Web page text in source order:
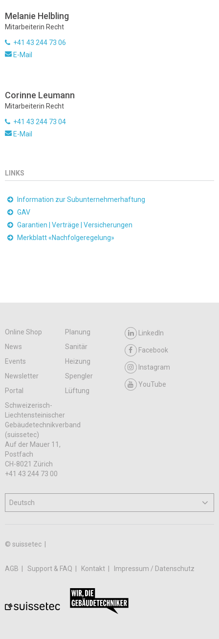
Melanie Helbling
Mitarbeiterin Recht
+41 43 244 73 06
E-Mail
Corinne Leumann
Mitarbeiterin Recht
+41 43 244 73 04
E-Mail
LINKS
Information zur Subunternehmerhaftung
GAV
Garantien | Verträge | Versicherungen
Merkblatt «Nachfolgeregelung»
Online Shop
Planung
News
Sanitär
Events
Heizung
Newsletter
Spengler
Portal
Lüftung
LinkedIn
Facebook
Instagram
YouTube
Schweizerisch-
Liechtensteinischer
Gebäudetechnikverband
(suissetec)
Auf der Mauer 11,
Postfach
CH-8021 Zürich
+41 43 244 73 00
© suissetec |
AGB Support & FAQ Kontakt Impressum / Datenschutz